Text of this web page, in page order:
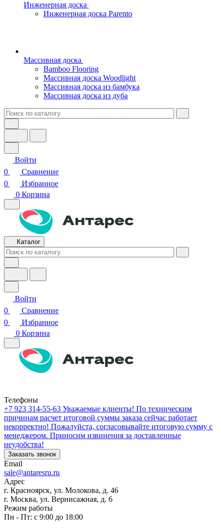
Инженерная доска
Инженерная доска Parento
Массивная доска
Bamboo Flooring
Массивная доска Woodlight
Массивная доска из бамбука
Массивная доска из дуба
Войти
0
Сравнение
0
Избранное
0 Корзина
Каталог
Войти
0
Сравнение
0
Избранное
0 Корзина
Телефоны
+7 923 314-55-63 Уважаемые клиенты! По техническим
причинам расчет итоговой суммы заказа сейчас работает
некорректно! Пожалуйста, согласовывайте итоговую сумму с
менеджером. Приносим извинения за доставленные
неудобства!
Заказать звонок
Email
sale@antaresru.ru
Адрес
г. Красноярск, ул. Молокова, д. 46
г. Москва, ул. Вернисажная, д. 6
Режим работы
Пн - Пт: с 9:00 до 18:00